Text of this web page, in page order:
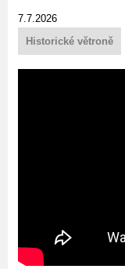
7.7.2026
Historické větroně